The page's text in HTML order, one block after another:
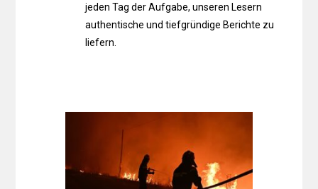
jeden Tag der Aufgabe, unseren Lesern
authentische und tiefgründige Berichte zu
liefern.